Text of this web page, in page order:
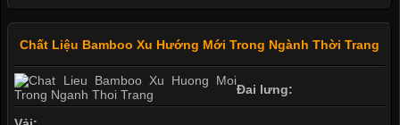
Chất Liệu Bamboo Xu Hướng Mới Trong Ngành Thời Trang
Đai lưng: